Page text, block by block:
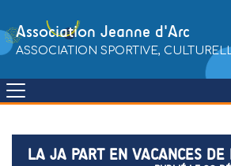
content
Association Jeanne d'Arc
ASSOCIATION SPORTIVE,
LA JA PART EN VACANCES